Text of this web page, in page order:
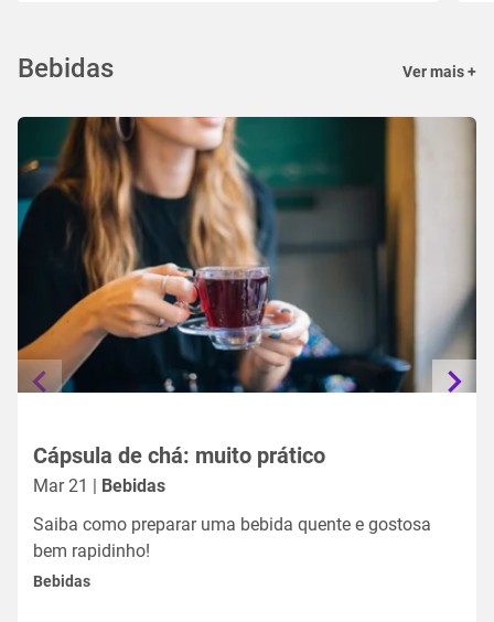
Bebidas Ver mais +
Cápsula de chá: muito prático
Mar 21 | Bebidas
Saiba como preparar uma bebida quente e gostosa
bem rapidinho!
Bebidas